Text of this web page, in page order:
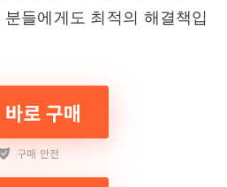
들에게도 최적의 해결책입